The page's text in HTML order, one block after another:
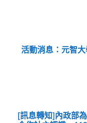
活動消息：元智
[訊息轉知]內政部